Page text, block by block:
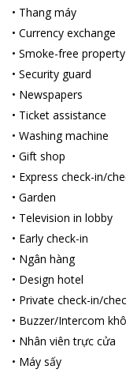
• Thang máy
• Currency exchange
• Smoke-free property
• Security guard
• Newspapers
• Ticket assistance
• Washing machine
• Gift shop
• Express check-in/
• Garden
• Television in lobby
• Early check-in
• Ngân hàng
• Design hotel
• Private check-in/
• Buzzer/Intercom
• Nhân viên trực cửa
• Máy sấy